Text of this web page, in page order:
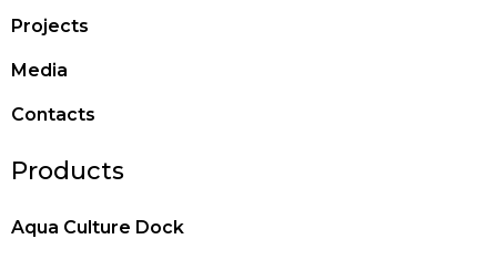
Projects
Media
Contacts
Products
Aqua Culture Dock